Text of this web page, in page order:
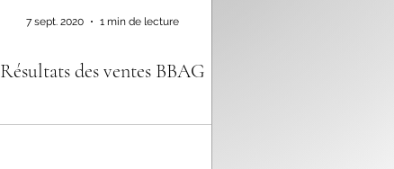
Résultats des ventes BBAG
7 sept. 2020 1 min de lecture